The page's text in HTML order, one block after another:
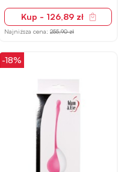
Kup - 126,89 zł
Najniższa cena: 255,90 zł
-18%